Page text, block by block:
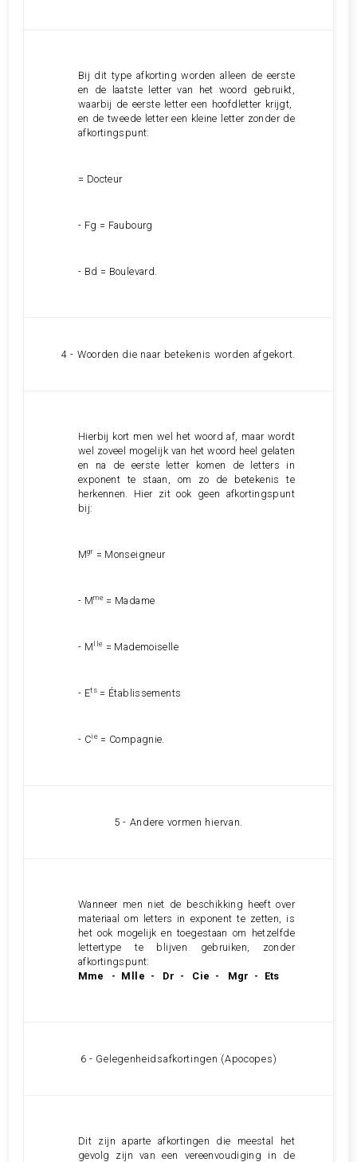
Bij dit type afkorting worden alleen de eerste
en de laatste letter van het woord gebruikt,
waarbij de eerste letter een hoofdletter krijgt,
en de tweede letter een kleine letter zonder de
afkortingspunt:
= Docteur
- Fg = Faubourg
- Bd = Boulevard.
4 - Woorden die naar betekenis worden afgekort.
Hierbij kort men wel het woord af, maar wordt
wel zoveel mogelijk van het woord heel gelaten
en na de eerste letter komen de letters in
exponent te staan, om zo de betekenis te
herkennen. Hier zit ook geen afkortingspunt
bij:
Mgr = Monseigneur
- Mme= Madame
- Mlle = Mademoiselle
- Ets= Établissements
- Cie= Compagnie.
5 - Andere vormen hiervan.
Wanneer men niet de beschikking heeft over
materiaal om letters in exponent te zetten, is
het ook mogelijk en toegestaan om hetzelfde
lettertype te blijven gebruiken, zonder
afkortingspunt:
Mme - Mlle - Dr - Cie - Mgr - Ets
6 - Gelegenheidsafkortingen (Apocopes)
Dit zijn aparte afkortingen die meestal het
gevolg zijn van een vereenvoudiging in de